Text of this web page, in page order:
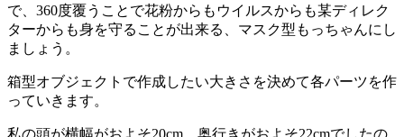
で、 360度覆うことで花粉からもウイルスからも某ディレク
ターからも身を守る ことが出来る、マスク型もっちゃんにし
ましょう。
箱型オブジェクトで作成したい大きさを決めて各パーツを作
っていきます。
私の頭が横幅がおよそ20cm、奥行きがおよそ22cmでしたの